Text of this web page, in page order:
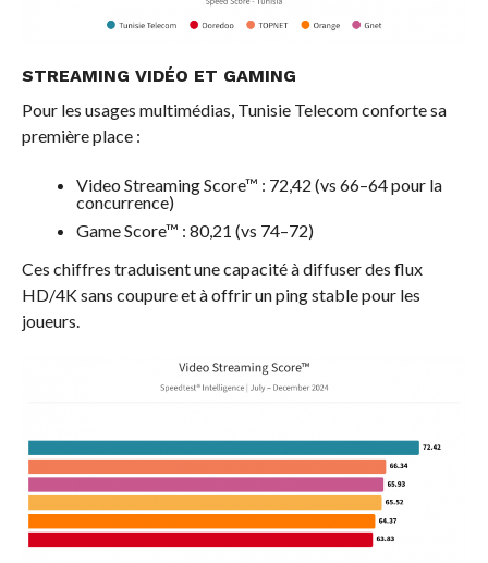
STREAMING VIDÉO ET GAMING
Pour les usages multimédias, Tunisie Telecom conforte sa
première place :
Video Streaming Score™ : 72,42 (vs 66–64 pour la
concurrence)
Game Score™ : 80,21 (vs 74–72)
Ces chiffres traduisent une capacité à diffuser des flux
HD/4K sans coupure et à offrir un ping stable pour les
joueurs.